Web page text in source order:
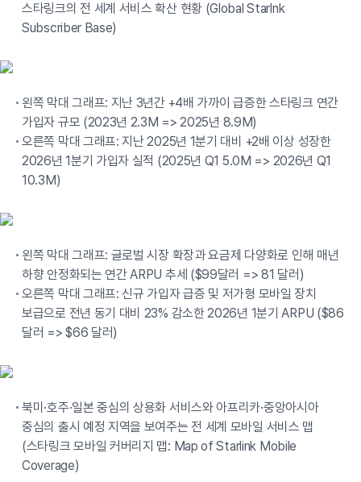
스타링크의 전 세계 서비스 확산 현황 (Global Starlnk
Subscriber Base)
왼쪽 막대 그래프: 지난 3년간 +4배 가까이 급증한 스타링크 연간
가입자 규모 (2023년 2.3M => 2025년 8.9M)
오른쪽 막대 그래프: 지난 2025년 1분기 대비 +2배 이상 성장한
2026년 1분기 가입자 실적 (2025년 Q1 5.0M => 2026년 Q1
10.3M)
왼쪽 막대 그래프: 글로벌 시장 확장과 요금제 다양화로 인해 매년
하향 안정화되는 연간 ARPU 추세 ($99달러 => 81 달러)
오른쪽 막대 그래프: 신규 가입자 급증 및 저가형 모바일 장치
보급으로 전년 동기 대비 23% 감소한 2026년 1분기 ARPU ($86
달러 => $66 달러)
북미·호주·일본 중심의 상용화 서비스와 아프리카·중앙아시아
중심의 출시 예정 지역을 보여주는 전 세계 모바일 서비스 맵
(스타링크 모바일 커버리지 맵: Map of Starlink Mobile
Coverage)